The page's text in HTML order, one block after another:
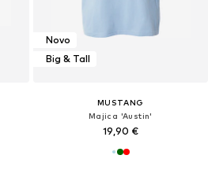
Novo
Big & Tall
MUSTANG
Majica 'Austin'
19,90 €